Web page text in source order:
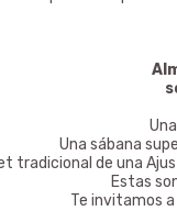
Una sábana
tradicional de una
Estas
Te invitamos